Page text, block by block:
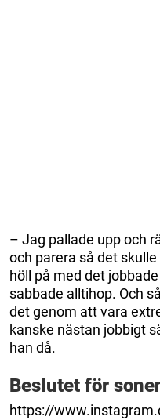
– Jag pallade upp och
och parera så det
höll på med det
sabbade alltihop. Och
det genom att vara
kanske nästan jobbigt
han då.
Beslutet för
https://